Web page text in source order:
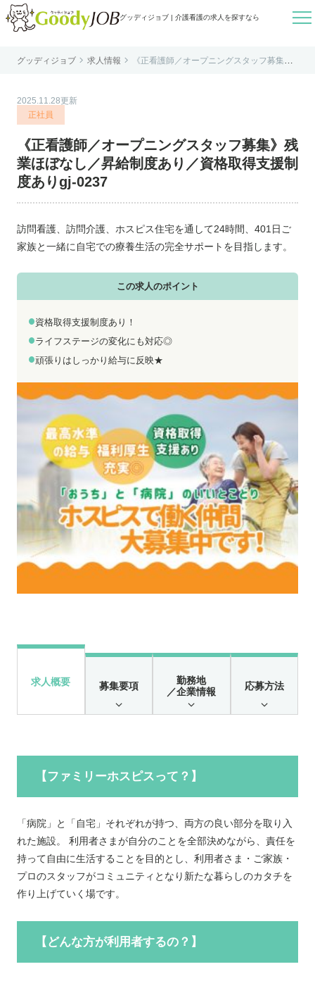
グッディジョブ | 介護看護の求人を探すなら 
はじめての方へ
個人情報保護方針
お知らせ
お問い合わせ
お電話でのお問い合わせ
平日 9:00～18:00
0800-555-1109
グッディジョブ  求人情報 
《正看護師／オープニングスタッフ募集》
2025.11.28更新
正社員
《正看護師／オープニングスタッフ募集》残
業ほぼなし／昇給制度あり／資格取得支援制
度ありgj-0237
訪問看護、訪問介護、ホスピス住宅を通して24時間、401日ご
家族と一緒に自宅での療養生活の完全サポートを目指します。
この求人のポイント
資格取得支援制度あり！
ライフステージの変化にも対応◎
頑張りはしっかり給与に反映★
求人概要 募集要項
勤務地
／企業情報
応募方法
【ファミリーホスピスって？】
「病院」と「自宅」それぞれが持つ、両方の良い部分を取り入
れた施設。 利用者さまが自分のことを全部決めながら、責任を
持って自由に生活することを目的とし、利用者さま・ご家族・
プロのスタッフがコミュニティとなり新たな暮らしのカタチを
作り上げていく場です。
【どんな方が利用者するの？】